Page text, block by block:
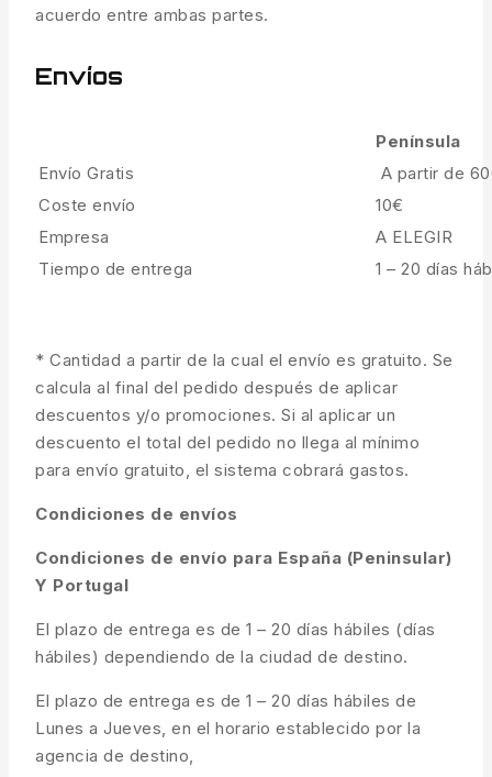
acuerdo entre ambas partes.
Envíos
Península
Envío Gratis
A partir de
Coste envío
10€
Empresa
A ELEGIR
Tiempo de entrega
1 – 20 días
* Cantidad a partir de la cual el envío es gratuito. Se
calcula al final del pedido después de aplicar
descuentos y/o promociones. Si al aplicar un
descuento el total del pedido no llega al mínimo
para envío gratuito, el sistema cobrará gastos.
Condiciones de envíos
Condiciones de envío para España (Peninsular)
Y Portugal
El plazo de entrega es de 1 – 20 días hábiles (días
hábiles) dependiendo de la ciudad de destino.
El plazo de entrega es de 1 – 20 días hábiles de
Lunes a Jueves, en el horario establecido por la
agencia de destino,